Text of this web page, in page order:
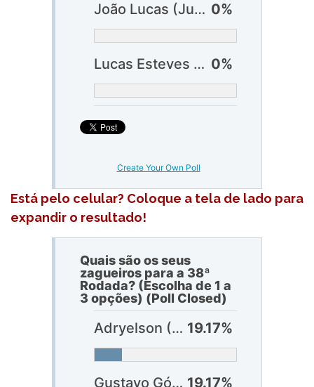
João Lucas (Juventude) 0%
Lucas Esteves (Vitória) 0%
Create Your Own Poll
Está pelo celular? Coloque a tela de lado para
expandir o resultado!
Quais são os seus
zagueiros para a 38ª
Rodada? (Escolha de 1 a
3 opções) (Poll Closed)
Adryelson (Botafogo) 19.17%
Gustavo Gómez (Palmeiras) 19.17%